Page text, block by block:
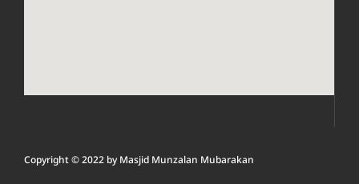
Copyright © 2022 byMasjid Munzalan Mubarakan